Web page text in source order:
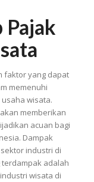
Pajak
faktor yang dapat
memenuhi
wisata.
memberikan
acuan bagi
Dampak
industri di
adalah
wisata di